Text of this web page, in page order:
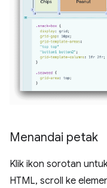
Menandai petak
Klik ikon sorotan
HTML, scroll ke